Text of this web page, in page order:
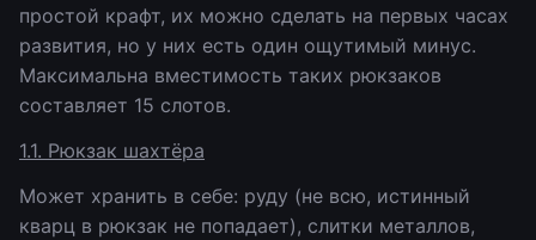
простой крафт, их можно сделать на первых часах
развития, но у них есть один ощутимый минус.
Максимальна вместимость таких рюкзаков
составляет 15 слотов.
1.1. Рюкзак шахтёра
Может хранить в себе: руду (не всю, истинный
кварц в рюкзак не попадает), слитки металлов,